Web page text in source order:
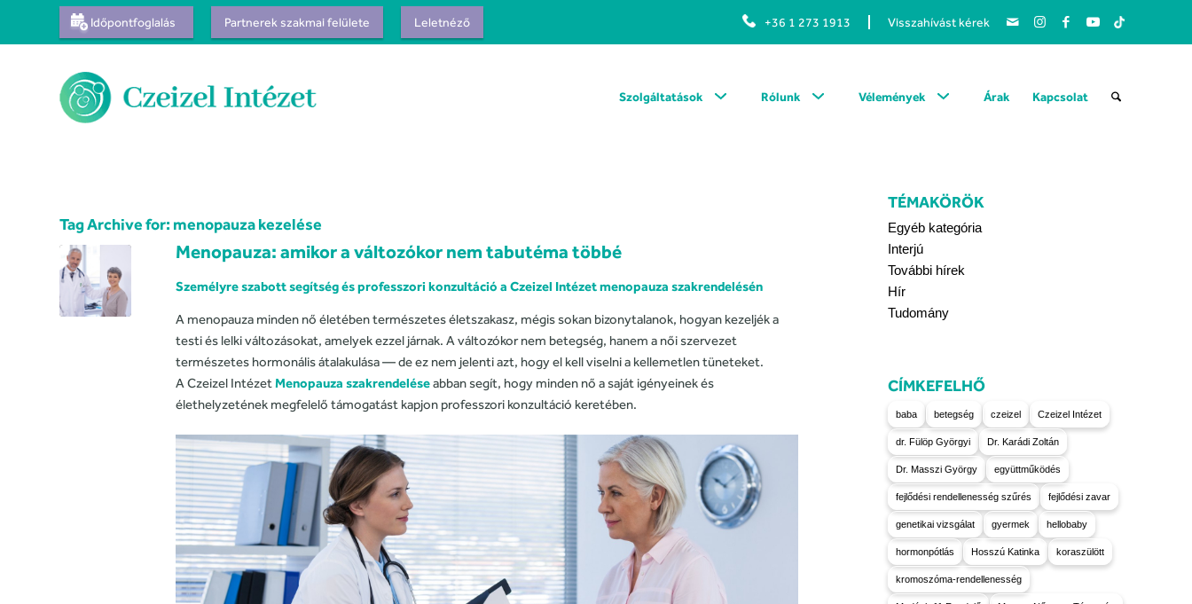
Időpontfoglalás Partnerek szakmai felülete Leletnéző +36 1 273 1913 Visszahívást kérek
Szolgáltatások Rólunk Vélemények Árak Kapcsolat
Tag Archive for: menopauza kezelése
Menopauza: amikor a változókor nem tabutéma többé
Személyre szabott segítség és professzori konzultáció a Czeizel Intézet menopauza szakrendelésén
A menopauza minden nő életében természetes életszakasz, mégis sokan bizonytalanok, hogyan kezeljék a
testi és lelki változásokat, amelyek ezzel járnak. A változókor nem betegség, hanem a női szervezet
természetes hormonális átalakulása — de ez nem jelenti azt, hogy el kell viselni a kellemetlen tüneteket.
A Czeizel Intézet Menopauza szakrendeléseabban segít, hogy minden nő a saját igényeinek és
élethelyzetének megfelelő támogatást kapjon professzori konzultáció keretében.
TÉMAKÖRÖK
Egyéb kategória
Interjú
További hírek
Hír
Tudomány
CÍMKEFELHŐ
baba betegség czeizel Czeizel Intézet
dr. Fülöp Györgyi Dr. Karádi Zoltán
Dr. Masszi György együttműködés
fejlődési rendellenesség szűrés fejlődési zavar
genetikai vizsgálat gyermek hellobaby
hormonpótlás Hosszú Katinka koraszülött
kromoszóma-rendellenesség